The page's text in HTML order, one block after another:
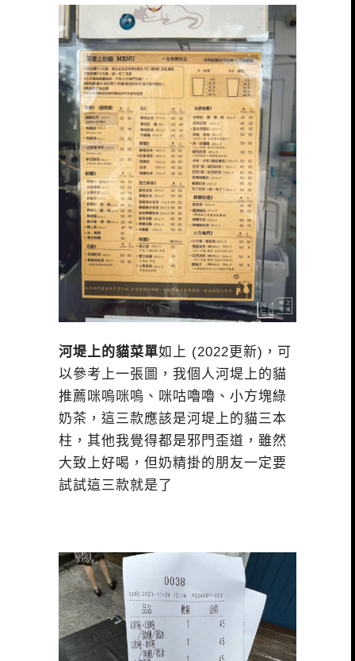
河堤上的貓菜單如上 (2022更新)，可
以參考上一張圖，我個人河堤上的貓
推薦咪嗚咪嗚、咪咕嚕嚕、小方塊綠
奶茶，這三款應該是河堤上的貓三本
柱，其他我覺得都是邪門歪道，雖然
大致上好喝，但奶精掛的朋友一定要
試試這三款就是了